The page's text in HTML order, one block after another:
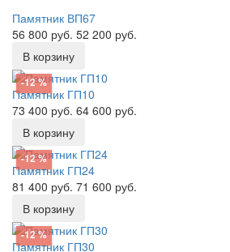
Памятник ВП67
56 800 руб. 52 200 руб.
В корзину
-12 %
Памятник ГП10
73 400 руб. 64 600 руб.
В корзину
-12 %
Памятник ГП24
81 400 руб. 71 600 руб.
В корзину
-12 %
Памятник ГП30